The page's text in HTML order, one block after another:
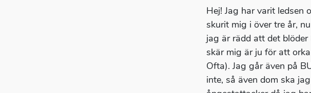
Hej! Jag har varit ledsen
skurit mig i över tre år,
jag är rädd att det
skär mig är ju för att
Ofta). Jag går även på
inte, så även dom ska